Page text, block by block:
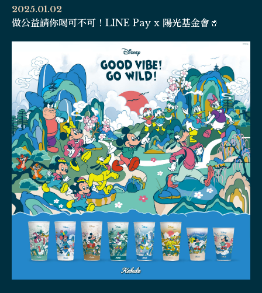
2025.01.02
做公益請你喝可不可！LINE Pay x 陽光基金會🥤